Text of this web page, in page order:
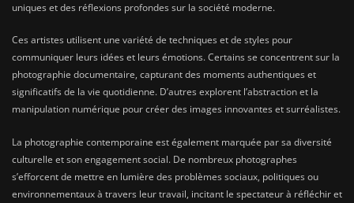
uniques et des réflexions profondes sur la société moderne.
Ces artistes utilisent une variété de techniques et de styles pour
communiquer leurs idées et leurs émotions. Certains se concentrent sur la
photographie documentaire, capturant des moments authentiques et
significatifs de la vie quotidienne. D’autres explorent l’abstraction et la
manipulation numérique pour créer des images innovantes et surréalistes.
La photographie contemporaine est également marquée par sa diversité
culturelle et son engagement social. De nombreux photographes
s’efforcent de mettre en lumière des problèmes sociaux, politiques ou
environnementaux à travers leur travail, incitant le spectateur à réfléchir et